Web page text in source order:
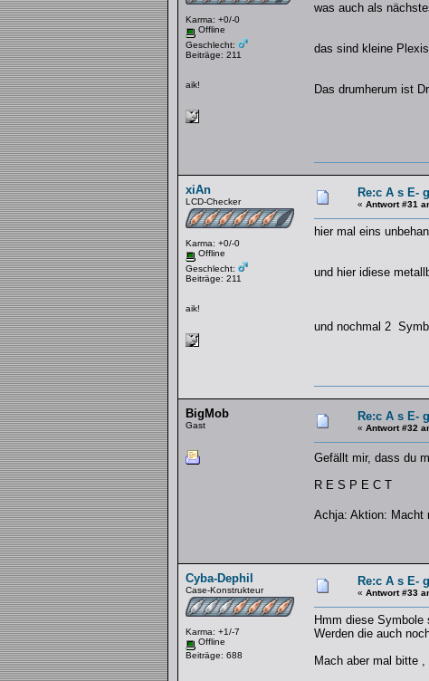
Karma: +0/-0
Offline
Geschlecht:
Beiträge: 211
aik!
was auch als
das sind kleine
Das drumherum ist
xiAn
LCD-Checker
Karma: +0/-0
Offline
Geschlecht:
Beiträge: 211
aik!
Re:c A s E-
« Antwort #31
hier mal eins
und hier idiese
und nochmal 2
BigMob
Gast
Re:c A s E-
« Antwort #32
Gefällt mir, dass du
R E S P E C T
Achja: Aktion: Macht
Cyba-Dephil
Case-Konstrukteur
Karma: +1/-7
Offline
Beiträge: 688
Re:c A s E-
« Antwort #33
Hmm diese Symbole
Werden die auch
Mach aber mal bitte